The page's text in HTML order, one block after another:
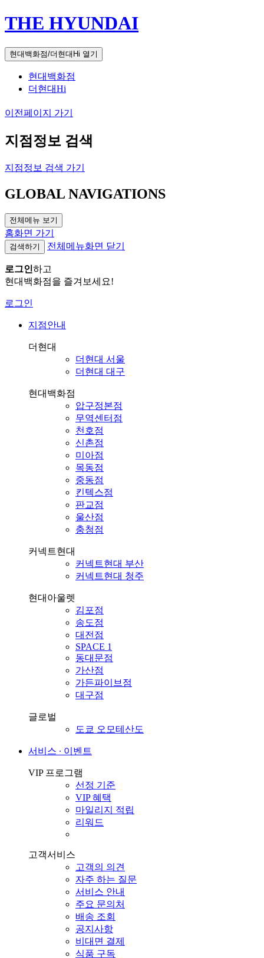
THE HYUNDAI
현대백화점/더현대Hi 열기
현대백화점
더현대Hi
이전페이지 가기
지점정보 검색
지점정보 검색 가기
GLOBAL NAVIGATIONS
전체메뉴 보기
홈화면 가기
검색하기 전체메뉴화면 닫기
로그인하고
현대백화점을 즐겨보세요!
로그인
지점안내
더현대
더현대 서울
더현대 대구
현대백화점
압구정본점
무역센터점
천호점
신촌점
미아점
목동점
중동점
킨텍스점
판교점
울산점
충청점
커넥트현대
커넥트현대 부산
커넥트현대 청주
현대아울렛
김포점
송도점
대전점
SPACE 1
동대문점
가산점
가든파이브점
대구점
글로벌
도쿄 오모테산도
서비스 ∙ 이벤트
VIP 프로그램
선정 기준
VIP 혜택
마일리지 적립
리워드
고객서비스
고객의 의견
자주 하는 질문
서비스 안내
주요 문의처
배송 조회
공지사항
비대면 결제
식품 구독